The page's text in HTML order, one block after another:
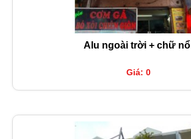
Alu ngoài trời + chữ
Giá: 0